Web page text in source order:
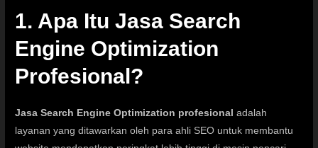
1. Apa Itu Jasa Search
Engine Optimization
Profesional?
Jasa Search Engine Optimization profesional adalah
layanan yang ditawarkan oleh para ahli SEO untuk membantu